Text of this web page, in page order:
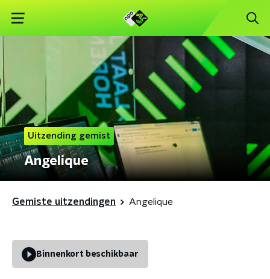
Uitzending gemist
Angelique
Gemiste uitzendingen Angelique
Binnenkort beschikbaar